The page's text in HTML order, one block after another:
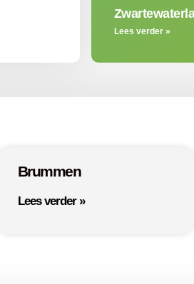
Lees verder »
Brummen
Lees verder »